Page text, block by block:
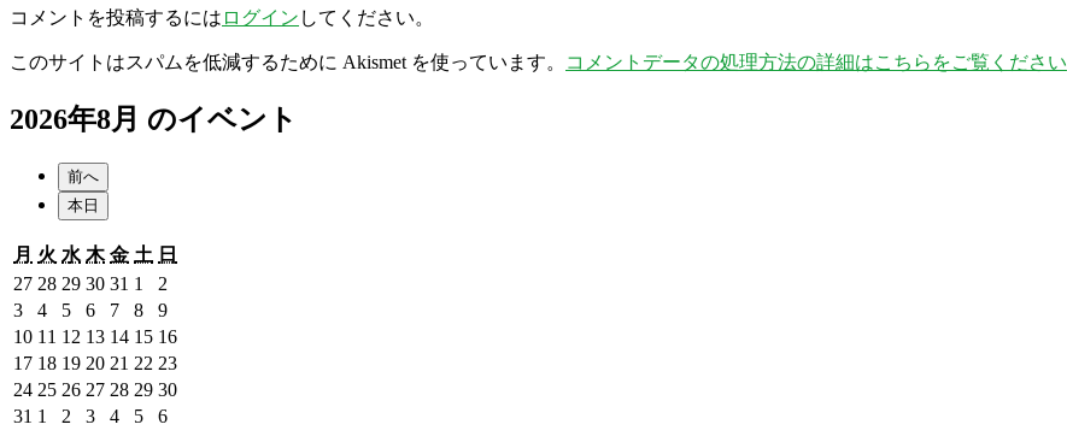
コメントを投稿するには ログイン してください。
このサイトはスパムを低減するために Akismet を使っています。 コメントデータの処理方法の詳細はこちらをご覧ください
2026年8月 のイベント
前へ
本日
月 月
曜
日
火 火
曜
日
水 水
曜
日
木木
曜
日
金金
曜
日
土 土
曜
日
日
272026
年
7
月
27
日
282026
年
7
月
28
日
292026
年
7
月
29
日
302026
年
7
月
30
日
31 2026
年
7
月
31
日
1
2026
年
8
月
1
日
2
年
8
月
2
日
32026
年
8
月
3
日
42026
年
8
月
4
日
52026
年
8
月
5
日
62026
年
8
月
6
日
72026
年
8
月
7
日
82026
年
8
月
8
日
92026
年
8
月
9
日
102026
年
8
月
10
11 2026
年
8
月
11
12 2026
年
8
月
12
132026
年
8
月
13
142026
年
8
月
14
152026
年
8
月
15
162026
8
172026
年
8
182026
年
8
192026
年
8
202026
年
21 2026
年
8
22 2026
年
8
232026
年
242026
年
252026
年
262026
年
272026
年
282026
年
292026
年
302026
31 2026
1
2026
2 2026
32026
42026
52026
62026